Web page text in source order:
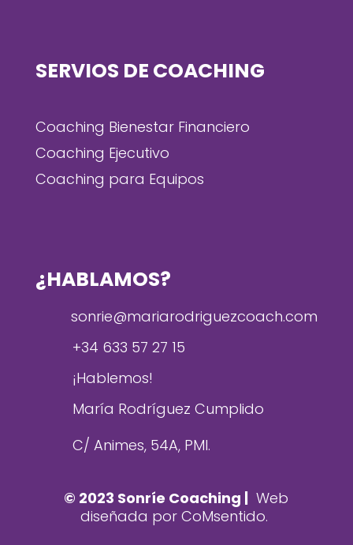
SERVIOS DE COACHING
Coaching Bienestar Financiero
Coaching Ejecutivo
Coaching para Equipos
¿HABLAMOS?
sonrie@mariarodriguezcoach.com
+34 633 57 27 15
¡Hablemos!
María Rodríguez Cumplido
C/ Animes, 54A, PMI.
© 2023 Sonríe Coaching | Web
diseñada por CoMsentido.